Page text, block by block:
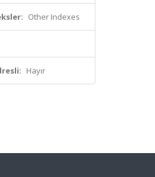
Other Indexes
Hayır